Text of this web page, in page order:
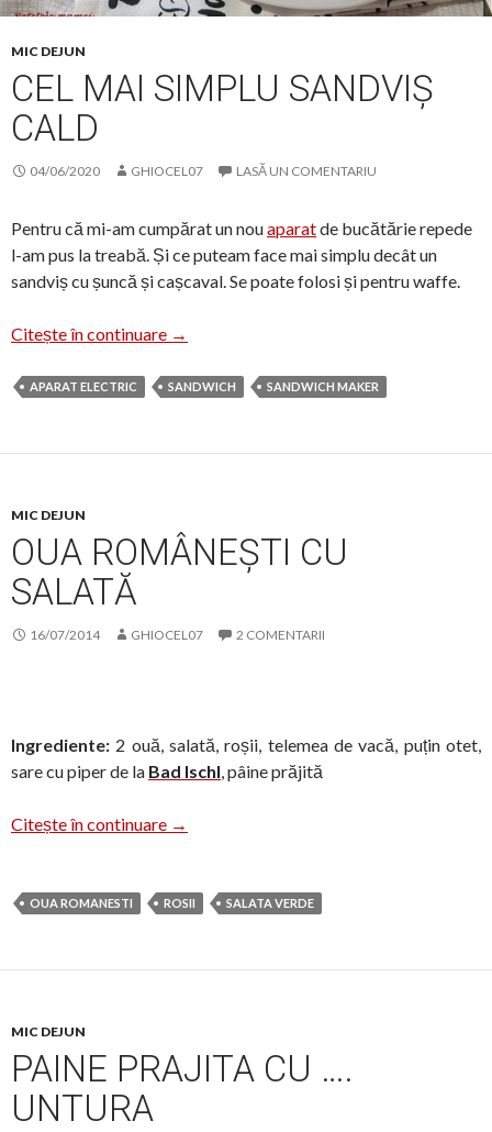
MIC DEJUN
CEL MAI SIMPLU SANDVIȘ
CALD
04/06/2020 GHIOCEL07 LASĂ UN COMENTARIU
Pentru că mi-am cumpărat un nouaparatde bucătărie repede
l-am pus la treabă. Și ce puteam face mai simplu decât un
sandviș cu șuncă și cașcaval. Se poate folosi și pentru waffe.
Citește în continuare Cel mai simplu Sandviș cald
→
APARAT ELECTRIC SANDWICH SANDWICH MAKER
MIC DEJUN
OUA ROMÂNEȘTI CU
SALATĂ
16/07/2014 GHIOCEL07 2 COMENTARII
Ingrediente: 2 ouă, salată, roșii, telemea de vacă, puțin otet,
sare cu piper de la Bad Ischl, pâine prăjită
Citește în continuare Oua românești cu salată
→
OUA ROMANESTI ROSII SALATA VERDE
MIC DEJUN
PAINE PRAJITA CU ….
UNTURA